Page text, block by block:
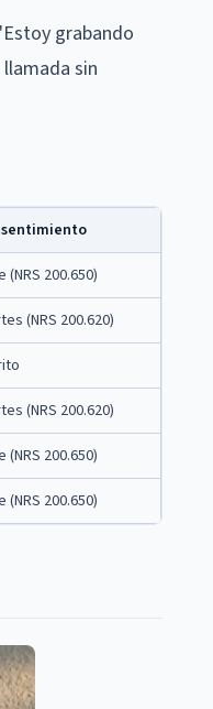
grabando
sin
200.650)
(NRS 200.620)
(NRS 200.620)
200.650)
200.650)